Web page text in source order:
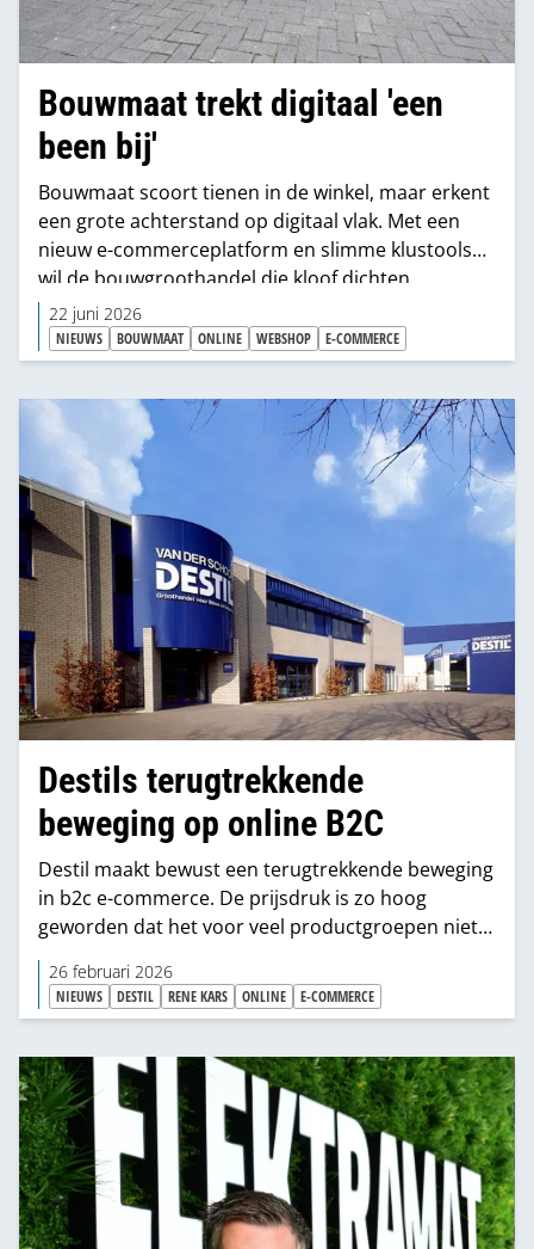
Bouwmaat trekt digitaal 'een
been bij'
Bouwmaat scoort tienen in de winkel, maar erkent
een grote achterstand op digitaal vlak. Met een
nieuw e-commerceplatform en slimme klustools
wil de bouwgroothandel die kloof dichten.
22 juni 2026
NIEUWS BOUWMAAT ONLINE WEBSHOP E-COMMERCE
Destils terugtrekkende
beweging op online B2C
Destil maakt bewust een terugtrekkende beweging
in b2c e-commerce. De prijsdruk is zo hoog
geworden dat het voor veel productgroepen niet
meer interessant is, aldus directeur René Kars.
26 februari 2026
NIEUWS DESTIL RENE KARS ONLINE E-COMMERCE